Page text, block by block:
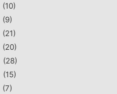
(10)
(9)
(21)
(20)
(28)
(15)
(7)